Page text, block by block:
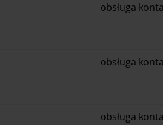
obsługa konta
obsługa konta
obsługa konta